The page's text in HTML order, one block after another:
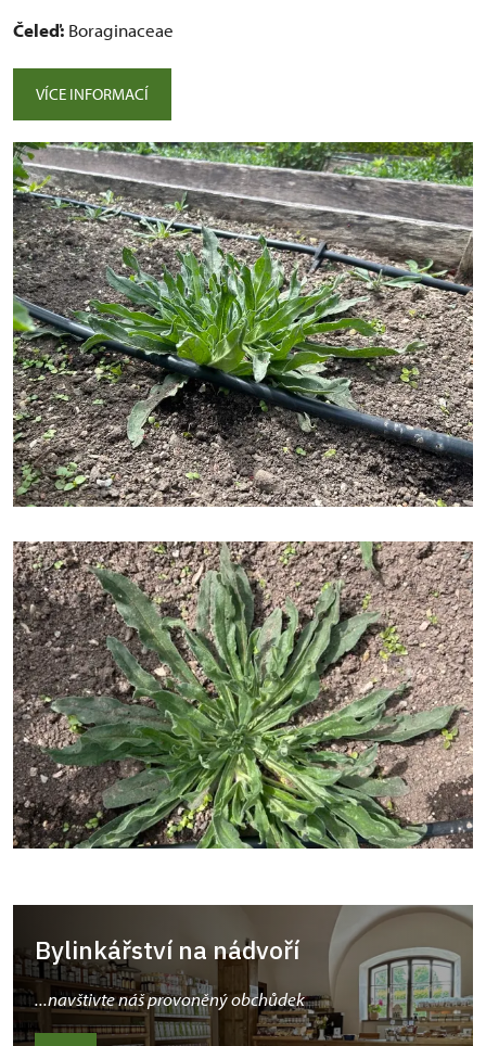
Čeleď: Boraginaceae
VÍCE INFORMACÍ
Bylinkářství na nádvoří
...navštivte náš provoněný obchůdek